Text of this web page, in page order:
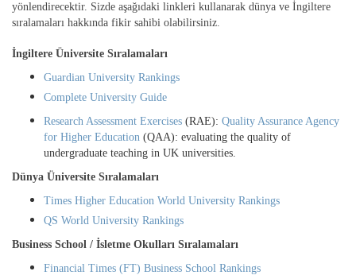
yönlendirecektir. Sizde aşağıdaki linkleri kullanarak dünya ve İngiltere
sıralamaları hakkında fikir sahibi olabilirsiniz.
İngiltere Üniversite Sıralamaları
Guardian University Rankings
Complete University Guide
Research Assessment Exercises (RAE): Quality Assurance Agency
for Higher Education (QAA): evaluating the quality of
undergraduate teaching in UK universities.
Dünya Üniversite Sıralamaları
Times Higher Education World University Rankings
QS World University Rankings
Business School / İsletme Okulları Sıralamaları
Financial Times (FT) Business School Rankings